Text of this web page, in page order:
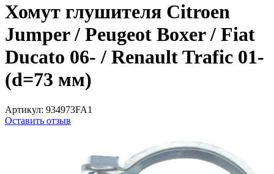
Хомут глушителя Citroen
Jumper / Peugeot Boxer / Fiat
Ducato 06- / Renault Trafic 01-
(d=73 мм)
Артикул: 934973FA1
Оставить отзыв